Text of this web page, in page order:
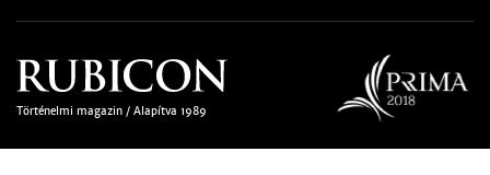
Történelmi magazin / Alapítva 1989